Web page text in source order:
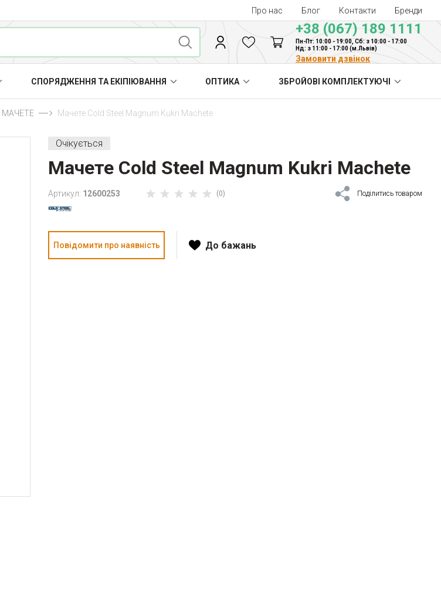
Про нас Блог Контакти Бренди
+38 (067) 189 1111
Пн-Пт: 10:00 - 19:00, Сб: з 10:00 - 17:00
Нд: з 11:00 - 17:00 (м.Львів)
Замовити дзвінок
СПОРЯДЖЕННЯ ТА ЕКІПІЮВАННЯ ОПТИКА ЗБРОЙОВІ КОМПЛЕКТУЮЧІ
МАЧЕТЕ Мачете Cold Steel Magnum Kukri Machete
Очікується
Мачете Cold Steel Magnum Kukri Machete
Артикул: 12600253 (0) Поділитись товаром
До бажань